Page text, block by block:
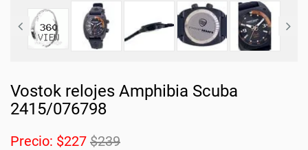
Vostok relojes Amphibia Scuba
2415/076798
Precio: $227 $239